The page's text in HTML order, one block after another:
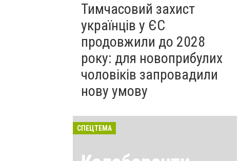
Тимчасовий захист
українців у ЄС
продовжили до 2028
року: для новоприбулих
чоловіків запровадили
нову умову
СПЕЦТЕМА